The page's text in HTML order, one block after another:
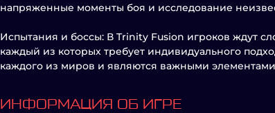
напряженные моменты боя и исследование
Испытания и боссы: В Trinity Fusion игроков ждут
каждый из которых требует индивидуального
каждого из миров и являются важными
ИНФОРМАЦИЯ ОБ ИГРЕ